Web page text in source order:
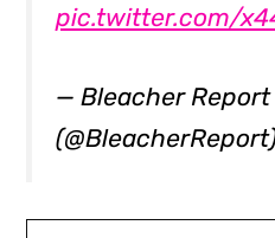
pic.twitter.com/
— Bleacher Report